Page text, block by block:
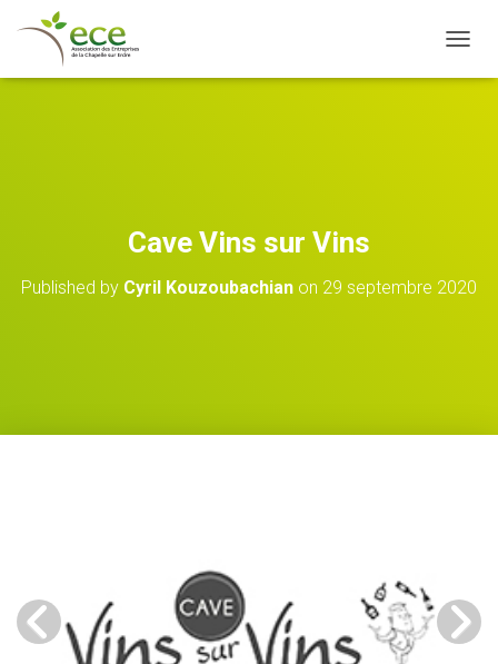
Cave Vins sur Vins
Published by Cyril Kouzoubachian on 29 septembre 2020